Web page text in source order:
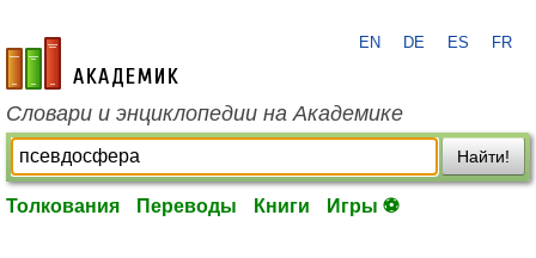
academic.ru
EN DE ES FR
Словари и энциклопедии на Академике
Найти!
Толкования Переводы Книги Игры ⚽